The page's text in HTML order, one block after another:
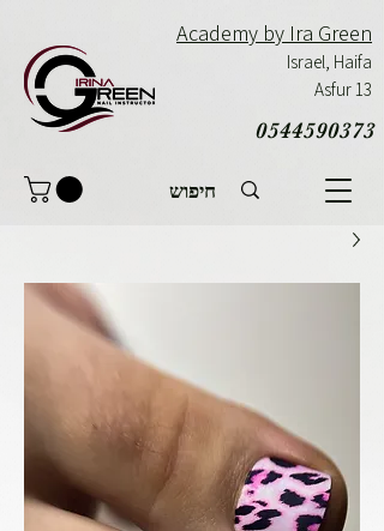
0544590373
Academy by Ira Green
Israel, Haifa
Asfur 13